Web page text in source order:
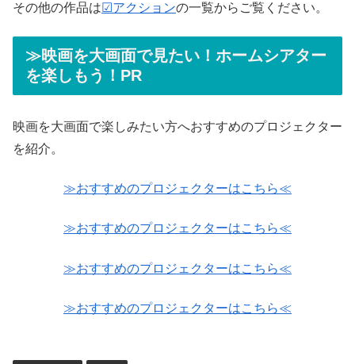
その他の作品は☑アクションの一覧からご覧ください。
≫映画を大画面で見たい！ホームシアター
を楽しもう！PR
映画を大画面で楽しみたい方へおすすめのプロジェクター
を紹介。
≫おすすめのプロジェクターはこちら≪
≫おすすめのプロジェクターはこちら≪
≫おすすめのプロジェクターはこちら≪
≫おすすめのプロジェクターはこちら≪